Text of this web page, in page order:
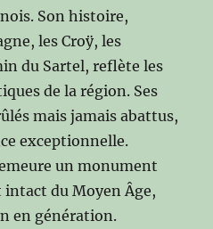
Son histoire,
les Croÿ, les
du Sartel, reflète les
de la région. Ses
mais jamais abattus,
exceptionnelle.
un monument
du Moyen Âge,
en génération.